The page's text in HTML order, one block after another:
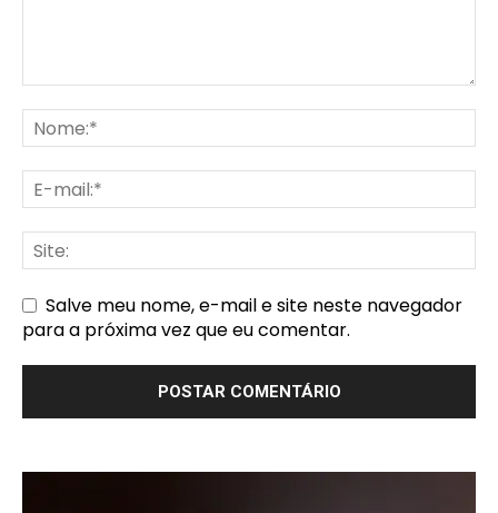
Salve meu nome, e-mail e site neste navegador
para a próxima vez que eu comentar.